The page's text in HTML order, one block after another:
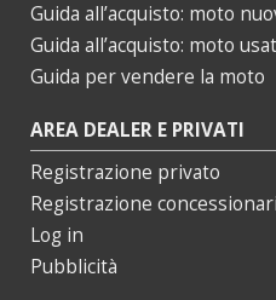
Guida all’acquisto: moto
Guida all’acquisto: moto
Guida per vendere la moto
AREA DEALER E PRIVATI
Registrazione privato
Registrazione
Log in
Pubblicità